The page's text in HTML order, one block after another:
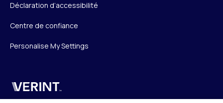
Déclaration d’accessibilité
Centre de confiance
Personalise My Settings
Verint